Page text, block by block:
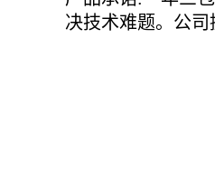
决技术难题。公司